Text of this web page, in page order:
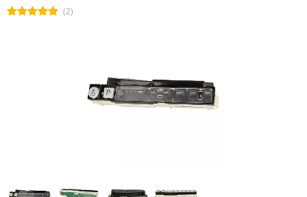
(2)